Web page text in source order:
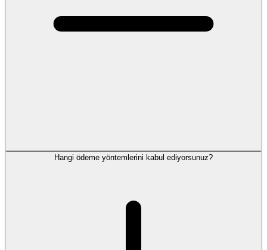
Hangi ödeme yöntemlerini kabul ediyorsunuz?